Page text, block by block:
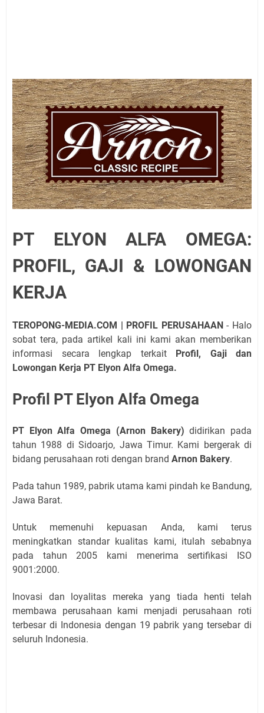
PT ELYON ALFA OMEGA:
PROFIL, GAJI & LOWONGAN
KERJA
TEROPONG-MEDIA.COM | PROFIL PERUSAHAAN - Halo
sobat tera, pada artikel kali ini kami akan memberikan
informasi secara lengkap terkait
Profil, Gaji dan
Lowongan Kerja PT Elyon Alfa Omega.
Profil PT Elyon Alfa Omega
PT Elyon Alfa Omega (Arnon Bakery) didirikan pada
tahun 1988 di Sidoarjo, Jawa Timur. Kami bergerak di
bidang perusahaan roti dengan brand Arnon Bakery.
Pada tahun 1989, pabrik utama kami pindah ke Bandung,
Jawa Barat.
Untuk memenuhi kepuasan Anda, kami terus
meningkatkan standar kualitas kami, itulah sebabnya
pada tahun 2005 kami menerima sertifikasi ISO
9001:2000.
Inovasi dan loyalitas mereka yang tiada henti telah
membawa perusahaan kami menjadi perusahaan roti
terbesar di Indonesia dengan 19 pabrik yang tersebar di
seluruh Indonesia.